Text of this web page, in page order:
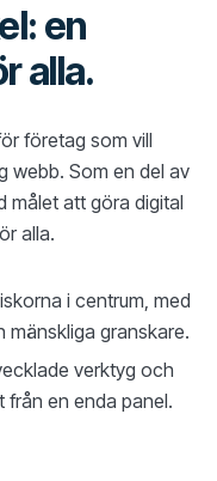
en
alla.
företag som vill
webb. Som en del av
målet att göra digital
alla.
i centrum, med
granskare.
verktyg och
från en enda panel.